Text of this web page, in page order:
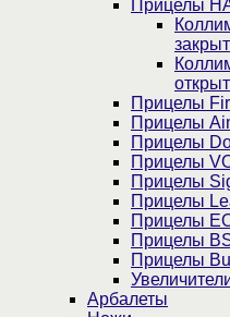
Прицелы
Прицелы
Прицелы
Прицелы
Прицелы
Прицелы
Прицелы
Прицелы
Прицелы
Прицелы
Арбалеты